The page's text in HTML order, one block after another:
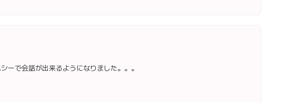
ーで会話が出来るようになりました。。。